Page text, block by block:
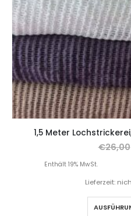
1,5 Meter
€26,00
Enthält 19% MwSt.
Lieferzeit: